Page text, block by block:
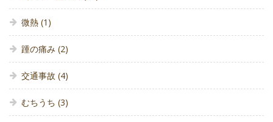
微熱 (1)
踵の痛み (2)
交通事故 (4)
むちうち (3)